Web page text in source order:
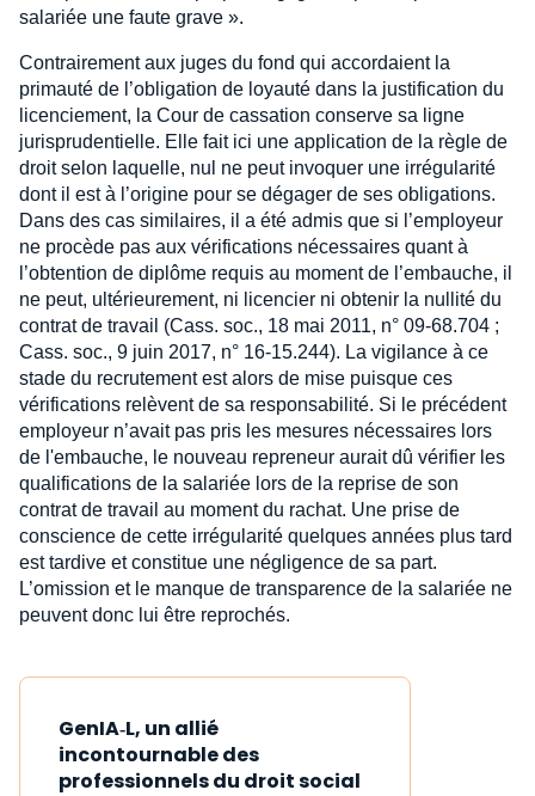
salariée une faute grave ».
Contrairement aux juges du fond qui accordaient la
primauté de l’obligation de loyauté dans la justification du
licenciement, la Cour de cassation conserve sa ligne
jurisprudentielle. Elle fait ici une application de la règle de
droit selon laquelle, nul ne peut invoquer une irrégularité
dont il est à l’origine pour se dégager de ses obligations.
Dans des cas similaires, il a été admis que si l’employeur
ne procède pas aux vérifications nécessaires quant à
l’obtention de diplôme requis au moment de l’embauche, il
ne peut, ultérieurement, ni licencier ni obtenir la nullité du
contrat de travail (Cass. soc., 18 mai 2011, n° 09-68.704 ;
Cass. soc., 9 juin 2017, n° 16-15.244). La vigilance à ce
stade du recrutement est alors de mise puisque ces
vérifications relèvent de sa responsabilité. Si le précédent
employeur n’avait pas pris les mesures nécessaires lors
de l'embauche, le nouveau repreneur aurait dû vérifier les
qualifications de la salariée lors de la reprise de son
contrat de travail au moment du rachat. Une prise de
conscience de cette irrégularité quelques années plus tard
est tardive et constitue une négligence de sa part.
L’omission et le manque de transparence de la salariée ne
peuvent donc lui être reprochés.
GenIA‑L, un allié
incontournable des
professionnels du droit social